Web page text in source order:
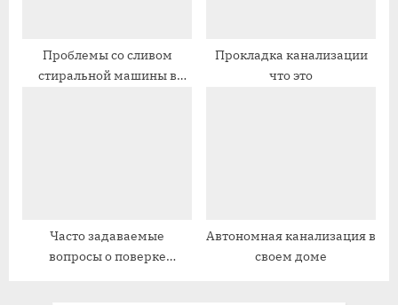
Проблемы со сливом
стиральной машины в
Прокладка канализации
что это
Часто задаваемые
вопросы о поверке
Автономная канализация в
своем доме